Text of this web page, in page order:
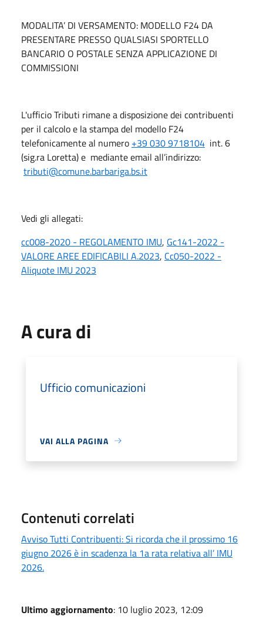
MODALITA’ DI VERSAMENTO: MODELLO F24 DA
PRESENTARE PRESSO QUALSIASI SPORTELLO
BANCARIO O POSTALE SENZA APPLICAZIONE DI
COMMISSIONI
L'ufficio Tributi rimane a disposizione dei contribuenti
per il calcolo e la stampa del modello F24
telefonicamente al numero +39 030 9718104 int. 6
(sig.ra Loretta) e mediante email all’indirizzo:
tributi@comune.barbariga.bs.it
Vedi gli allegati:
cc008-2020 - REGOLAMENTO IMU, Gc141-2022 -
VALORE AREE EDIFICABILI A.2023, Cc050-2022 -
Aliquote IMU 2023
A cura di
Ufficio comunicazioni
VAI ALLA PAGINA
Contenuti correlati
Avviso Tutti Contribuenti: Si ricorda che il prossimo 16
giugno 2026 è in scadenza la 1a rata relativa all’ IMU
2026.
Ultimo aggiornamento: 10 luglio 2023, 12:09